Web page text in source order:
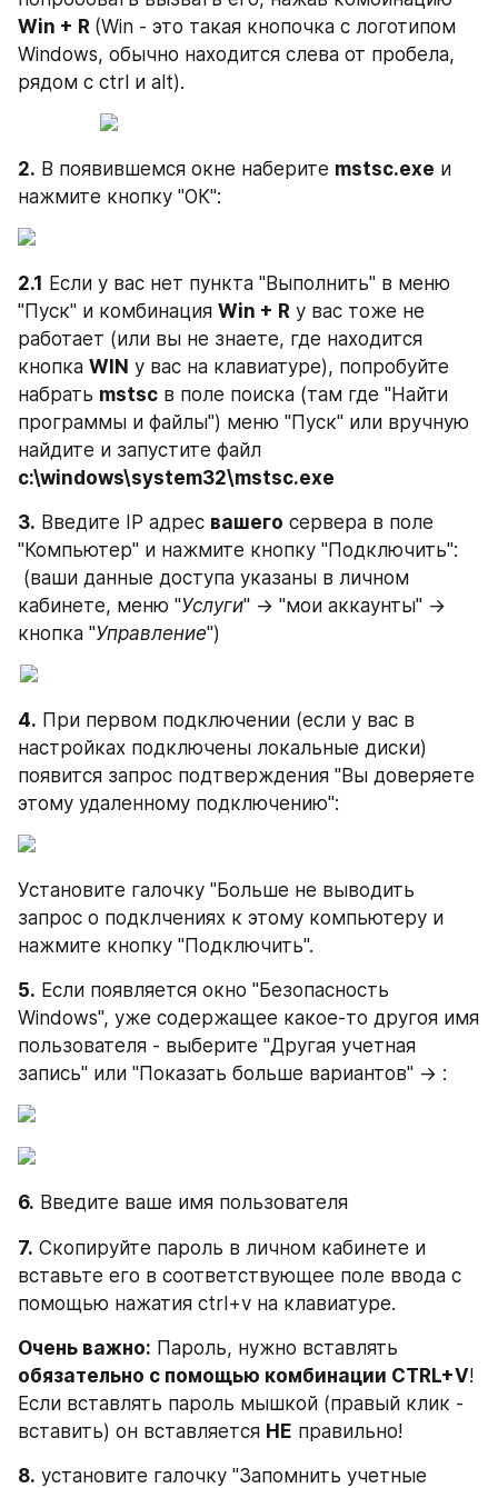
Win + R (Win - это такая кнопочка с логотипом
Windows, обычно находится слева от пробела,
рядом с ctrl и alt).
2. В появившемся окне наберите mstsc.exe и
нажмите кнопку "ОК":
2.1
Если у вас нет пункта "Выполнить" в меню
"Пуск" и комбинация Win + R у вас тоже не
работает (или вы не знаете, где находится
кнопка WIN у вас на клавиатуре), попробуйте
набрать mstsc в поле поиска (там где "Найти
программы и файлы") меню "Пуск" или вручную
c:\windows\system32\mstsc.exe
3. Введите IP адрес вашего сервера в поле
"Компьютер" и нажмите кнопку "Подключить":
кабинете, меню "Услуги" -> "мои аккаунты" ->
кнопка "Управление")
4. При первом подключении (если у вас в
настройках подключены локальные диски)
появится запрос подтверждения "Вы доверяете
этому удаленному подключению":
Установите галочку "Больше не выводить
запрос о подклчениях к этому компьютеру и
нажмите кнопку "Подключить".
5. Если появляется окно "Безопасность
Windows", уже содержащее какое-то другоя имя
пользователя - выберите "Другая учетная
запись" или "Показать больше вариантов" -> :
6. Введите ваше имя пользователя
7. Скопируйте пароль в личном кабинете и
вставьте его в соответствующее поле ввода с
помощью нажатия ctrl+v на клавиатуре.
Очень важно:
обязательно с помощью комбинации CTRL+V!
Если вставлять пароль мышкой (правый клик -
вставить) он вставляется НЕ правильно!
8. установите галочку "Запомнить учетные